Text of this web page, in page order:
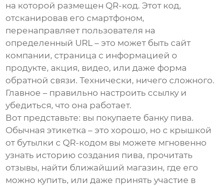
на которой размещен QR-код. Этот код,
отсканировав его смартфоном,
перенаправляет пользователя на
определенный URL – это может быть сайт
компании, страница с информацией о
продукте, акция, видео, или даже форма
обратной связи. Технически, ничего сложного.
Главное – правильно настроить ссылку и
убедиться, что она работает.
Вот представьте: вы покупаете банку пива.
Обычная этикетка – это хорошо, но с крышкой
от бутылки с QR-кодом вы можете мгновенно
узнать историю создания пива, прочитать
отзывы, найти ближайший магазин, где его
можно купить, или даже принять участие в